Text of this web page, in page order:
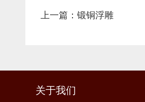
上一篇：锻铜浮雕
关于我们